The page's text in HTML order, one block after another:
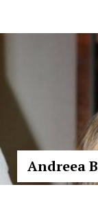
Andreea